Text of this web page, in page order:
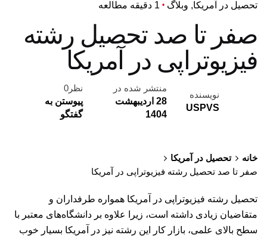
تحصیل در آمریکا وبلاگ 1 دقیقه مطالعه
صفر تا صد تحصیل رشته
فیزیوتراپی در آمریکا
نویسنده
USPVS
منتشر شده در
28 اردیبهشت
1404
نظر0
پیوستن به
گفتگو
خانه
تحصیل در آمریکا
صفر تا صد تحصیل رشته فیزیوتراپی در آمریکا
تحصیل رشته فیزیوتراپی در آمریکا همواره طرفداران و
متقاضیان زیادی داشته است، زیرا علاوه بر دانشگاه‌های معتبر با
سطح بالای علمی، بازار کار این رشته نیز در آمریکا بسیار خوب